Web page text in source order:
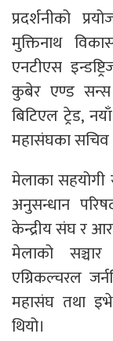
प्रदर्शनीको
मुक्तिनाथ
एनटीएस
कुबेर एण्ड सन्स
बिटिएल ट्रेड,
महासंघका सचिव
मेलाका सहयोगी
अनुसन्धान
केन्द्रीय संघ र
मेलाको
एग्रिकल्चरल
महासंघ तथा
थियो।